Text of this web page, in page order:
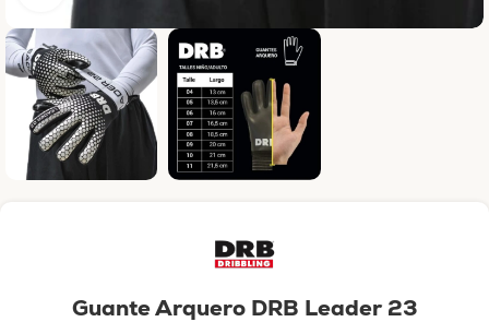
Guante Arquero DRB Leader 23